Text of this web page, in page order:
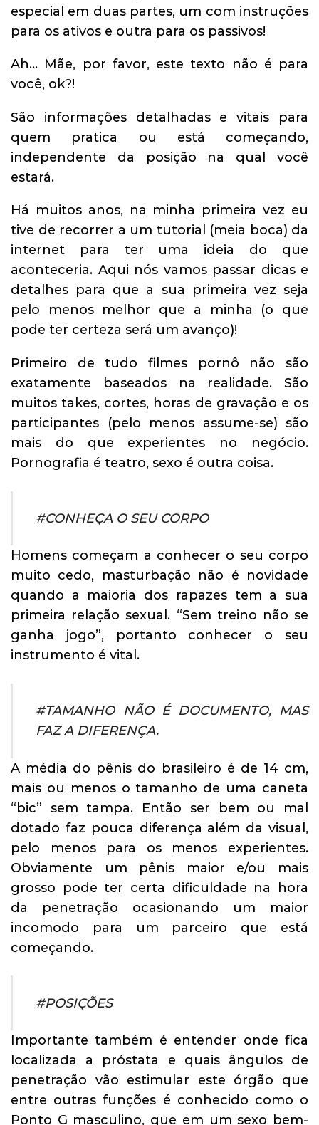
especial em duas partes, um com instruções
para os ativos e outra para os passivos!
Ah… Mãe, por favor, este texto não é para
você, ok?!
São informações detalhadas e vitais para
quem pratica ou está começando,
independente da posição na qual você
estará.
Há muitos anos, na minha primeira vez eu
tive de recorrer a um tutorial (meia boca) da
internet para ter uma ideia do que
aconteceria. Aqui nós vamos passar dicas e
detalhes para que a sua primeira vez seja
pelo menos melhor que a minha (o que
pode ter certeza será um avanço)!
Primeiro de tudo filmes pornô não são
exatamente baseados na realidade. São
muitos takes, cortes, horas de gravação e os
participantes (pelo menos assume-se) são
mais do que experientes no negócio.
Pornografia é teatro, sexo é outra coisa.
#CONHEÇA O SEU CORPO
Homens começam a conhecer o seu corpo
muito cedo, masturbação não é novidade
quando a maioria dos rapazes tem a sua
primeira relação sexual. “Sem treino não se
ganha jogo”, portanto conhecer o seu
instrumento é vital.
#TAMANHO NÃO É DOCUMENTO, MAS
FAZ A DIFERENÇA.
A média do pênis do brasileiro é de 14 cm,
mais ou menos o tamanho de uma caneta
“bic” sem tampa. Então ser bem ou mal
dotado faz pouca diferença além da visual,
pelo menos para os menos experientes.
Obviamente um pênis maior e/ou mais
grosso pode ter certa dificuldade na hora
da penetração ocasionando um maior
incomodo para um parceiro que está
começando.
#POSIÇÕES
Importante também é entender onde fica
localizada a próstata e quais ângulos de
penetração vão estimular este órgão que
entre outras funções é conhecido como o
Ponto G masculino, que em um sexo bem-